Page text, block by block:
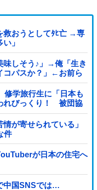
救おうとしてﾀﾋ亡 →専
」
味しそう♪」→俺「生き
コパスか？」←お前ら
修学旅行生に「日本も
れびっくり！ 被団協
ないで日本...
が寄せられている」
件
が日本の住宅へ
中国SNSでは…